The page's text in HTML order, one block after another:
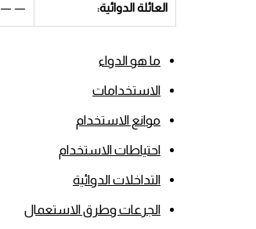
العائلة الدوائية: — —
ما هو الدواء
الاستخدامات
موانع الاستخدام
احتياطات الاستخدام
التداخلات الدوائية
الجرعات وطرق الاستعمال